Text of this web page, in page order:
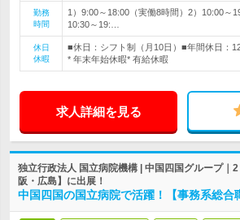
勤務
時間
1）9:00～18:00（実働8時間）2）10:00～
10:30～19:…
休日
休暇
■休日：シフト制（月10日）■年間休日：
* 年末年始休暇* 有給休暇
求人詳細を見る
独立行政法人 国立病院機構 | 中国四国グループ｜
阪・広島】に出展！
中国四国の国立病院で活躍！【事務系総合